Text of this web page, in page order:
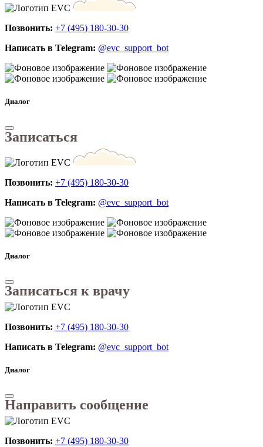
Позвонить: +7 (495) 180-30-30
Написать в Telegram: @evc_support_bot
Диалог
Записаться
Позвонить: +7 (495) 180-30-30
Написать в Telegram: @evc_support_bot
Диалог
Записаться к врачу
Позвонить: +7 (495) 180-30-30
Написать в Telegram: @evc_support_bot
Диалог
Направить сообщение
Позвонить: +7 (495) 180-30-30